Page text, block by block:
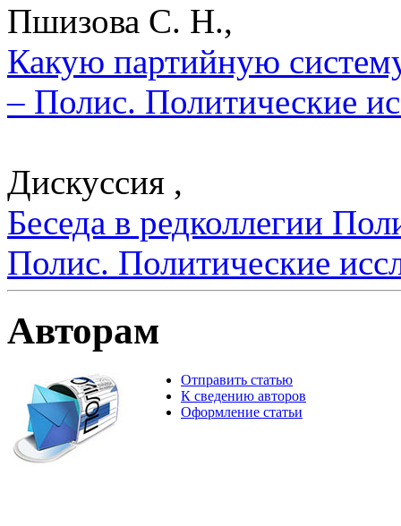
Пшизова С. Н.,
Какую партийную
– Полис. Политические
Дискуссия ,
Беседа в редколлегии
Полис. Политические
Авторам
Отправить статью
К сведению авторов
Оформление статьи